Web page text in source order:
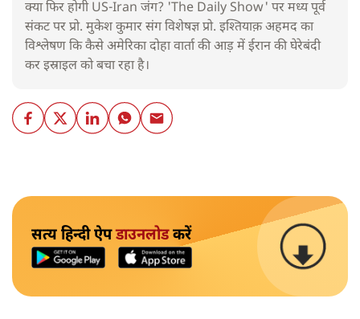
क्या फिर होगी US-Iran जंग? 'The Daily Show' पर मध्य पूर्व
संकट पर प्रो. मुकेश कुमार संग विशेषज्ञ प्रो. इश्तियाक़ अहमद का
विश्लेषण कि कैसे अमेरिका दोहा वार्ता की आड़ में ईरान की घेरेबंदी
कर इस्राइल को बचा रहा है।
सत्य हिन्दी ऐपडाउनलोडकरें